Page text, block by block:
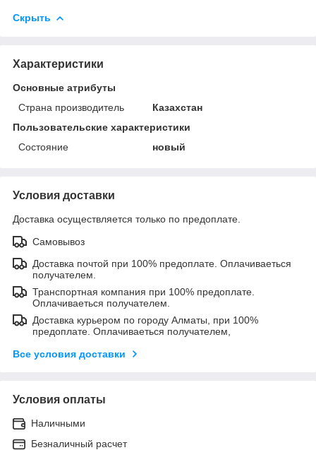
Скрыть
Характеристики
Основные атрибуты
Страна производитель
Казахстан
Пользовательские характеристики
Состояние
новый
Условия доставки
Доставка осуществляется только по предоплате.
Самовывоз
Доставка почтой при 100% предоплате. Оплачиваеться
получателем.
Транспортная компания при 100% предоплате.
Оплачиваеться получателем.
Доставка курьером по городу Алматы, при 100%
предоплате. Оплачиваеться получателем,
Все условия доставки
Условия оплаты
Наличными
Безналичный расчет